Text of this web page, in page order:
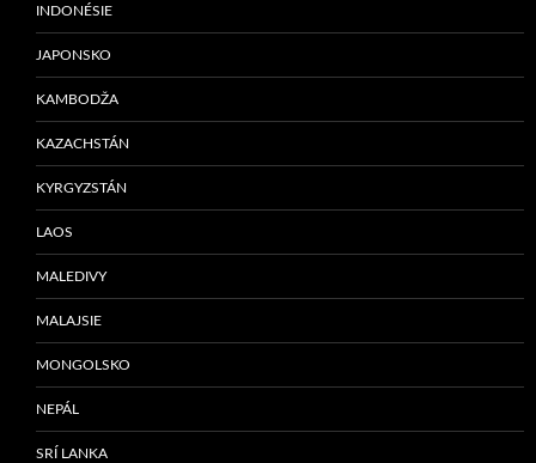
INDONÉSIE
JAPONSKO
KAMBODŽA
KAZACHSTÁN
KYRGYZSTÁN
LAOS
MALEDIVY
MALAJSIE
MONGOLSKO
NEPÁL
SRÍ LANKA